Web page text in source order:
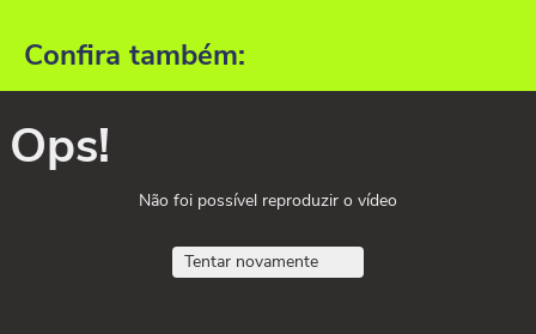
Confira também:
Ops!
Não foi possível reproduzir o vídeo
Tentar novamente